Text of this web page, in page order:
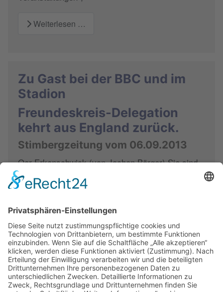
Weiterlesen …
Zu Gast bei der BBC und im
Stadion
Freundeskreis-Delegation
kehrt aus England zurück.
Stimbergzeitung vom 06.09.2013
Oer-Erkenschwick.(von Jochen Börger) Sie sind
alle zufrieden und gesund zurückgekehrt - und
Günter Hintz, Vorsitzender des Deutsch-
Englischen-Freundekreises ( DEF ), geht sogar so
weit zu sagen, dass für "mich ein kleiner Traum in
Erfüllung gegangen ist."
Weiterlesen …